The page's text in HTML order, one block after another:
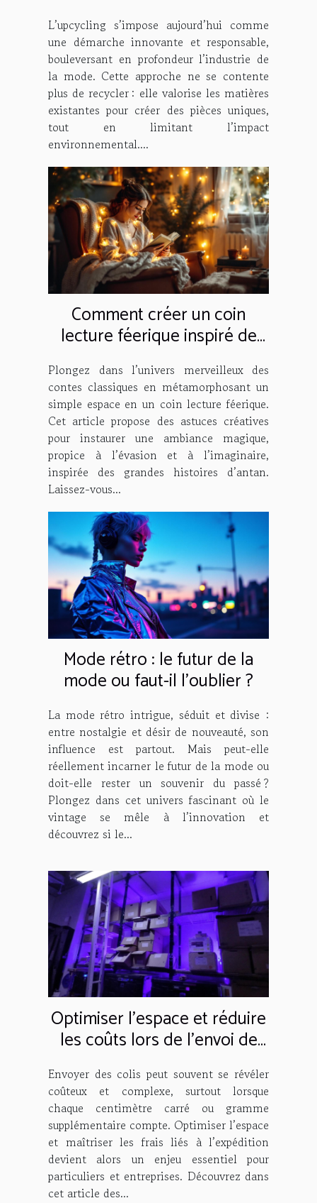
la mode ?
L’upcycling s’impose aujourd’hui comme
une démarche innovante et responsable,
bouleversant en profondeur l’industrie de
la mode. Cette approche ne se contente
plus de recycler : elle valorise les matières
existantes pour créer des pièces uniques,
tout en limitant l’impact
environnemental....
Comment créer un coin
lecture féerique inspiré de
contes classiques ?
Plongez dans l’univers merveilleux des
contes classiques en métamorphosant un
simple espace en un coin lecture féerique.
Cet article propose des astuces créatives
pour instaurer une ambiance magique,
propice à l’évasion et à l’imaginaire,
inspirée des grandes histoires d’antan.
Laissez-vous...
Mode rétro : le futur de la
mode ou faut-il l'oublier ?
La mode rétro intrigue, séduit et divise :
entre nostalgie et désir de nouveauté, son
influence est partout. Mais peut-elle
réellement incarner le futur de la mode ou
doit-elle rester un souvenir du passé ?
Plongez dans cet univers fascinant où le
vintage se mêle à l’innovation et
découvrez si le...
Optimiser l'espace et réduire
les coûts lors de l'envoi de
Envoyer des colis peut souvent se révéler
coûteux et complexe, surtout lorsque
chaque centimètre carré ou gramme
supplémentaire compte. Optimiser l’espace
et maîtriser les frais liés à l’expédition
devient alors un enjeu essentiel pour
particuliers et entreprises. Découvrez dans
cet article des...